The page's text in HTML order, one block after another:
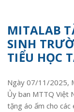
MITALAB
SINH
TIỂU HỌC
Ngày 07/11/2025,
Ủy ban MTTQ Việt
tặng áo ấm cho